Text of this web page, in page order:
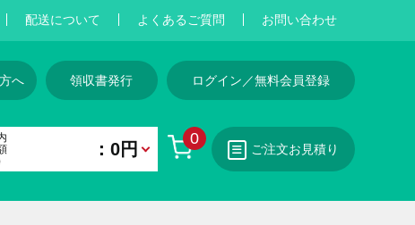
配送について よくあるご質問 お問い合わせ
へ 領収書発行 ログイン／無料会員登録
0
：0円 ご注文お見積り